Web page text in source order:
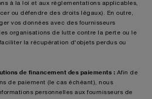
à la loi et aux réglementations applicables,
ou défendre des droits légaux). En outre,
vos données avec des fournisseurs
organisations de lutte contre la perte ou le
la récupération d'objets perdus ou
de financement des paiements : Afin de
de paiement (le cas échéant), nous
personnelles aux fournisseurs de